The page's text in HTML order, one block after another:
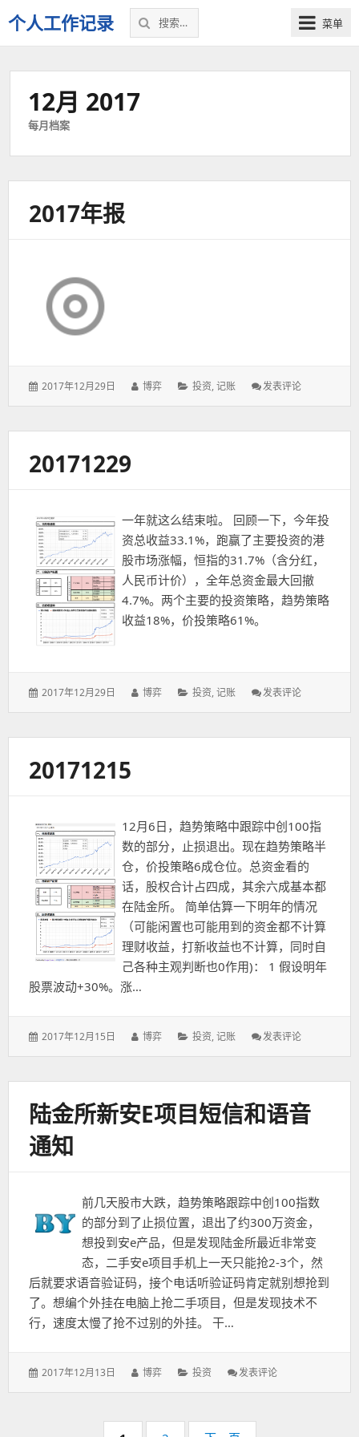
个人工作记录
搜
索：
菜单
12月 2017
每月档案
2017年报
发
2017年12月29日
作
博弈
分
投资,记账 发表评论: 2017
20171229
一年就这么结束啦。 回顾一下，今年投
资总收益33.1%，跑赢了主要投资的港
股市场涨幅，恒指的31.7%（含分红，
人民币计价），全年总资金最大回撤
4.7%。两个主要的投资策略，趋势策略
收益18%，价投策略61%。
发
2017年12月29日
作
博弈
分
投资,记账 发表评论: 20171229
20171215
12月6日，趋势策略中跟踪中创100指
数的部分，止损退出。现在趋势策略半
仓，价投策略6成仓位。总资金看的
话，股权合计占四成，其余六成基本都
在陆金所。 简单估算一下明年的情况
（可能闲置也可能用到的资金都不计算
理财收益，打新收益也不计算，同时自
己各种主观判断也0作用)： 1 假设明年
股票波动+30%。涨…
发
2017年12月15日
作
博弈
分
投资,记账 发表评论: 20171215
陆金所新安E项目短信和语音
通知
前几天股市大跌，趋势策略跟踪中创100指数
的部分到了止损位置，退出了约300万资金，
想投到安e产品，但是发现陆金所最近非常变
态，二手安e项目手机上一天只能抢2-3个，然
后就要求语音验证码，接个电话听验证码肯定就别想抢到
了。想编个外挂在电脑上抢二手项目，但是发现技术不
行，速度太慢了抢不过别的外挂。 干…
发
2017年12月13日
作
博弈
分
投资 发表评论: 陆